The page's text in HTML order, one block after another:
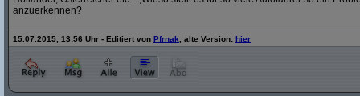
anzuerkennen?
15.07.2015, 13:56 Uhr - Editiert von Pfrnak , alte Version: hier